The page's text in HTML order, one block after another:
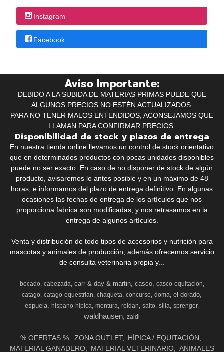
Instagram
Facebook
Aviso Importante:
DEBIDO A LA SUBIDA DE MATERIAS PRIMAS PUEDE QUE
ALGUNOS PRECIOS NO ESTÉN ACTUALIZADOS.
PARA NO TENER MALOS ENTENDIDOS, ACONSEJAMOS QUE
LLAMAN PARA CONFIRMAR PRECIOS.
Disponibilidad de stock y plazos de entrega
En nuestra tienda online llevamos un control de stock orientativo
que en determinados productos con pocas unidades disponibles
puede no ser exacto. En caso de no disponer de stock de algún
producto, avisaremos lo antes posible y en un máximo de 48
horas, e informamos del plazo de entrega definitivo. En algunas
ocasiones las fechas de entrega de los artículos que nos
proporciona fabrica son modificadas, y nos retrasamos en la
entrega de algunos artículos.
Venta y distribución de todo tipos de accesorios y nutrición para
mascotas y animales de producción, además ofrecemos servicio
de consulta veterinaria propia y...
bocado cabezada carr & day & martin casco
casco-equitacion
catago catago-equestrian chaqueta concurso doma el-dorado
espuela
hispano-hipica montura roldan salto silla sprenger
waldhausen zaldi
% OFERTAS % ZONA OUTLET
HÍPICA / EQUITACIÓN
MATERIAL GANADERO
MATERIAL VETERINARIO ANIMALES